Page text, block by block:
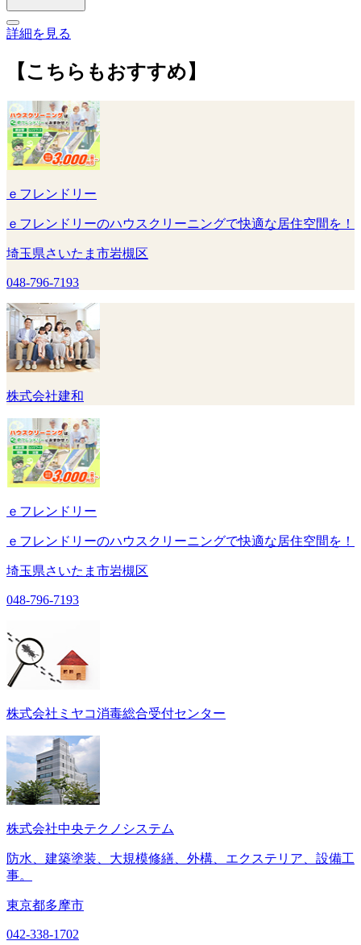
詳細を見る
【こちらもおすすめ】
ｅフレンドリー
ｅフレンドリーのハウスクリーニングで快適な居住空間を！
埼玉県さいたま市岩槻区
048-796-7193
株式会社建和
ｅフレンドリー
ｅフレンドリーのハウスクリーニングで快適な居住空間を！
埼玉県さいたま市岩槻区
048-796-7193
株式会社ミヤコ消毒総合受付センター
株式会社中央テクノシステム
防水、建築塗装、大規模修繕、外構、エクステリア、設備工
事。
東京都多摩市
042-338-1702